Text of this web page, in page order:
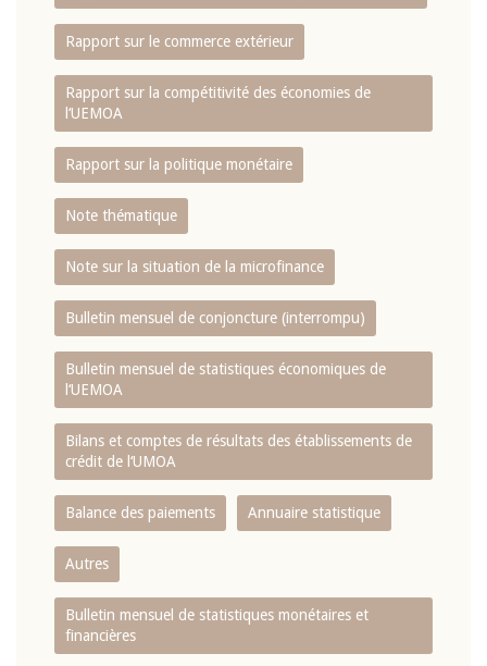
Rapport sur le commerce extérieur
Rapport sur la compétitivité des économies de
l‘UEMOA
Rapport sur la politique monétaire
Note thématique
Note sur la situation de la microfinance
Bulletin mensuel de conjoncture (interrompu)
Bulletin mensuel de statistiques économiques de
l‘UEMOA
Bilans et comptes de résultats des établissements de
crédit de l‘UMOA
Balance des paiements Annuaire statistique
Autres
Bulletin mensuel de statistiques monétaires et
financières